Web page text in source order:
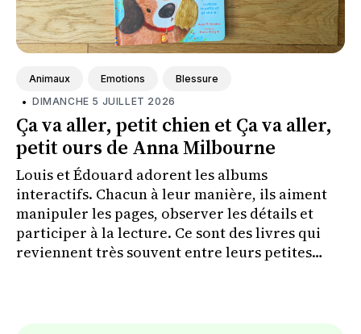
Animaux Emotions Blessure
• DIMANCHE 5 JUILLET 2026
Ça va aller, petit chien et Ça va aller,
petit ours de Anna Milbourne
Louis et Édouard adorent les albums
interactifs. Chacun à leur manière, ils aiment
manipuler les pages, observer les détails et
participer à la lecture. Ce sont des livres qui
reviennent très souvent entre leurs petites